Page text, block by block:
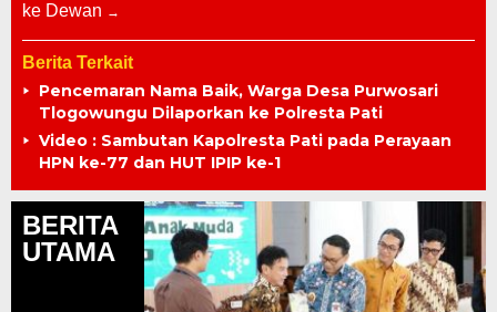
ke Dewan
Berita Terkait
Pencemaran Nama Baik, Warga Desa Purwosari
Tlogowungu Dilaporkan ke Polresta Pati
Video : Sambutan Kapolresta Pati pada Perayaan
HPN ke-77 dan HUT IPIP ke-1
BERITA
UTAMA